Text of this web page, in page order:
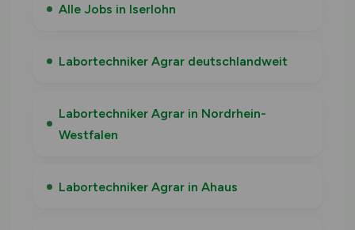
Alle Jobs in Iserlohn
Labortechniker Agrar deutschlandweit
Labortechniker Agrar in Nordrhein-
Westfalen
Labortechniker Agrar in Ahaus